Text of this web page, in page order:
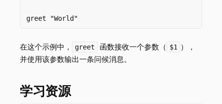
在这个示例中， greet 函数接收一个参数（ $1
），
并使用该参数输出一条问候消息。
学习资源